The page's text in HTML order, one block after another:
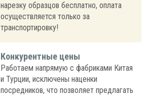
нарезку образцов бесплатно, оплата
осуществляется только за
транспортировку!
Конкурентные цены
Работаем напрямую с фабриками Китая
и Турции, исключены наценки
посредников, что позволяет предлагать